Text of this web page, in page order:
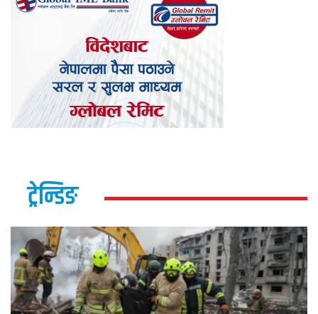
ट्रेन्डिङ